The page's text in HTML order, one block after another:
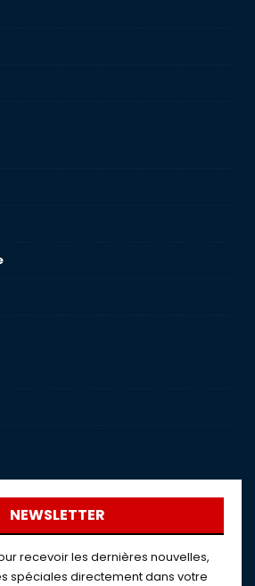
NEWSLETTER
recevoir les dernières nouvelles,
spéciales directement dans votre